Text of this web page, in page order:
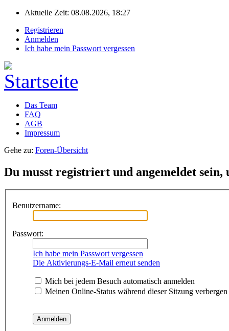
Aktuelle Zeit: 08.08.2026, 18:27
Registrieren
Anmelden
Ich habe mein Passwort vergessen
Das Team
FAQ
AGB
Impressum
Gehe zu: Foren-Übersicht
Du musst registriert und angemeldet
Benutzername:
Passwort:
Ich habe mein Passwort vergessen
Die Aktivierungs-E-Mail erneut senden
Mich bei jedem Besuch automatisch anmelden
Meinen Online-Status während dieser Sitzung verbergen